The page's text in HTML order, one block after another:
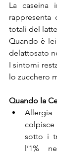
La caseina
rappresenta
totali del
Quando è
delattosato
I sintomi
lo zucchero
Quando la
colpisce
sotto i
l’1%